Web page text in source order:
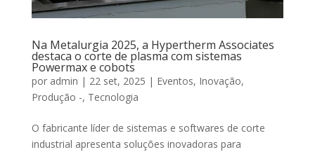
Na Metalurgia 2025, a Hypertherm Associates
destaca o corte de plasma com sistemas
Powermax e cobots
por admin | 22 set, 2025 | Eventos, Inovação,
Produção -, Tecnologia
O fabricante líder de sistemas e softwares de corte
industrial apresenta soluções inovadoras para